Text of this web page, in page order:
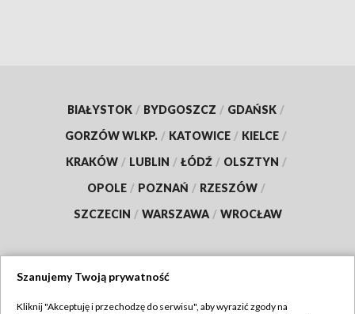
BIAŁYSTOK / BYDGOSZCZ / GDAŃSK /
GORZÓW WLKP. / KATOWICE / KIELCE /
KRAKÓW / LUBLIN / ŁÓDŹ / OLSZTYN /
OPOLE / POZNAŃ / RZESZÓW /
SZCZECIN / WARSZAWA / WROCŁAW
Szanujemy Twoją prywatność
Kliknij "Akceptuję i przechodzę do serwisu", aby wyrazić zgody na